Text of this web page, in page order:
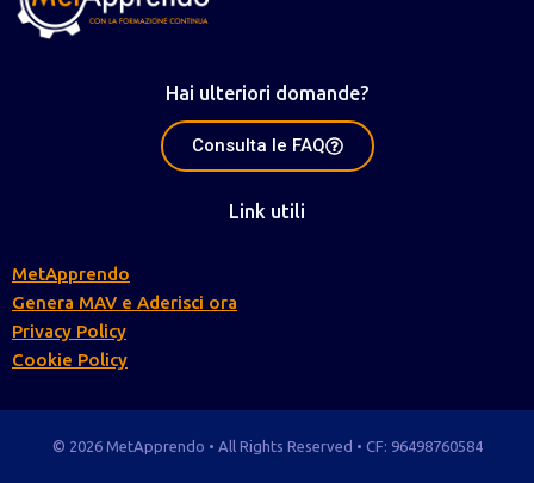
Hai ulteriori domande?
Consulta le FAQ
Link utili
MetApprendo
Genera MAV e Aderisci ora
Privacy Policy
Cookie Policy
© 2026 MetApprendo • All Rights Reserved • CF: 96498760584